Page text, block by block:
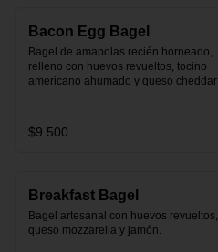
Bacon Egg Bagel
Bagel de amapolas recién horneado,
relleno con huevos revueltos, tocino
americano ahumado y queso cheddar
$9.500
Breakfast Bagel
Bagel artesanal con huevos revueltos,
queso mozzarella y jamón.